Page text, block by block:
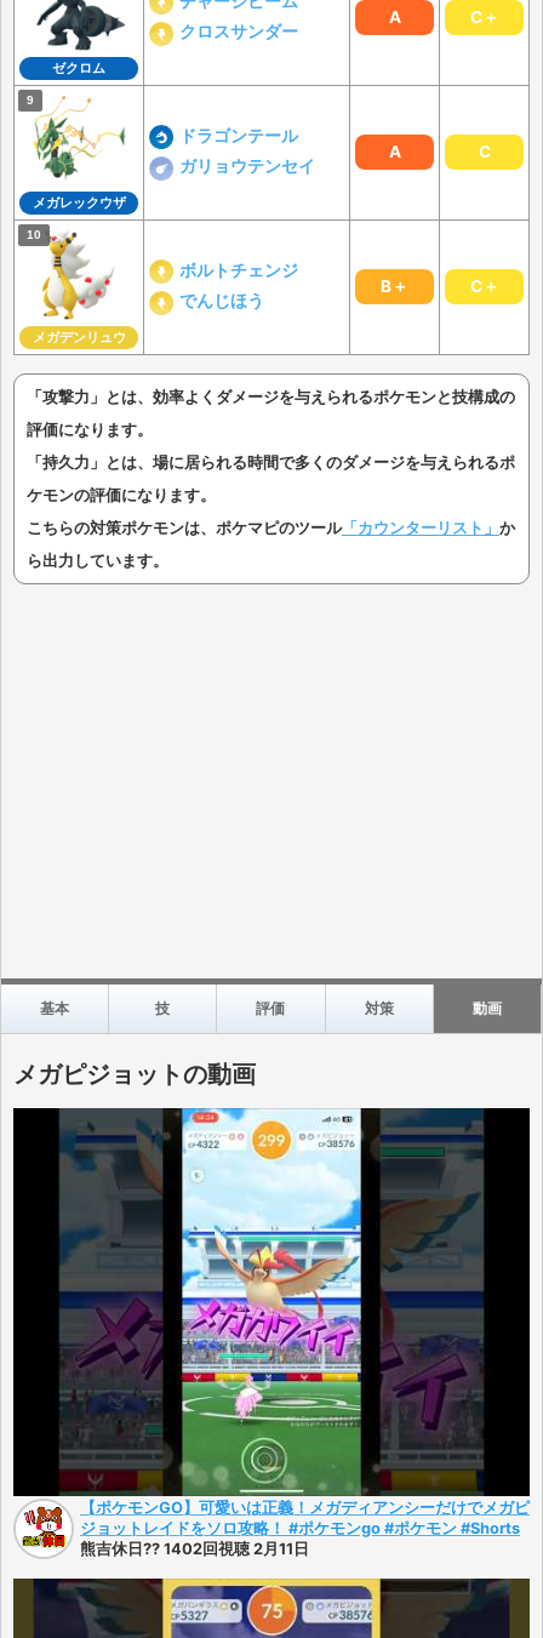
ゼクロム
クロスサンダー
A C＋
メガレックウザ
ドラゴンテール
ガリョウテンセイ
A C
メガデンリュウ
ボルトチェンジ
でんじほう
B＋ C＋
「攻撃力」とは、効率よくダメージを与えられるポケモンと技構成の
評価になります。
「持久力」とは、場に居られる時間で多くのダメージを与えられるポ
ケモンの評価になります。
こちらの対策ポケモンは、ポケマピのツール「カウンターリスト」 か
ら出力しています。
基本 技 評価 対策 動画
メガピジョットの動画
【ポケモンGO】可愛いは正義！メガディアンシーだけでメガピ
ジョットレイドをソロ攻略！ #ポケモンgo #ポケモン #Shorts
熊吉休日?? 1402回視聴 2月11日